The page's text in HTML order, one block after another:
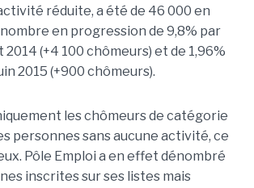
réduite, a été de 46 000 en
en progression de 9,8% par
(+4 100 chômeurs) et de 1,96%
2015 (+900 chômeurs).
les chômeurs de catégorie
personnes sans aucune activité, ce
Pôle Emploi a en effet dénombré
inscrites sur ses listes mais